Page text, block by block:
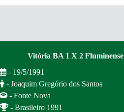
Vitória BA 1 X 2 Fluminense
- 19/5/1991
- Joaquim Gregório dos Santos
- Fonte Nova
- Brasileiro 1991